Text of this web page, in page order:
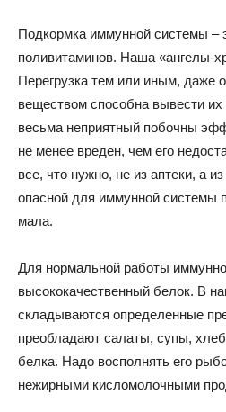
Подкормка иммунной системы –
поливитаминов. Наша «ангелы-
Перегрузка тем или иным, даже
веществом способна вывести их
весьма неприятный побочны
не менее вреден, чем его
все, что нужно, не из аптеки, а
опасной для иммунной системы
мала.
Для нормальной работы
высококачественный белок. В
складываются определенные
преобладают салаты, супы,
белка. Надо восполнять его
нежирными кисломолочными